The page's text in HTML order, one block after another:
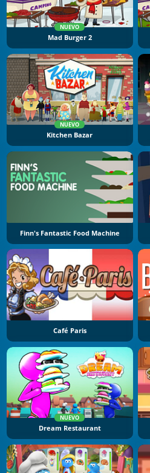
NUEVO
Mad Burger 2
NUEVO
Kitchen Bazar
Finn's Fantastic Food Machine
Café Paris
NUEVO
Dream Restaurant